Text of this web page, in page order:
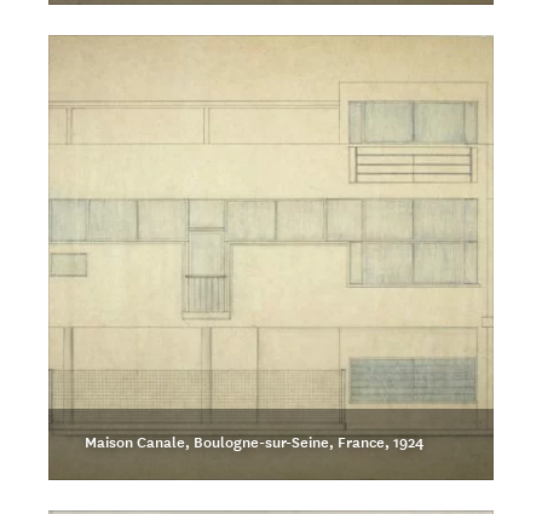
Maison Canale, Boulogne-sur-Seine, France, 1924